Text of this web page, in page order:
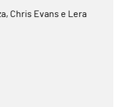
Chris Evans e Lera